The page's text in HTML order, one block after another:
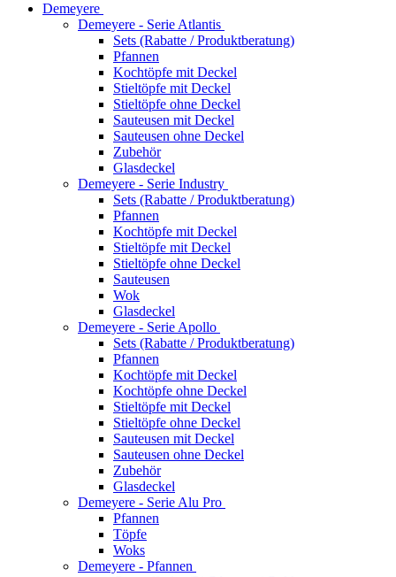
Demeyere
Demeyere - Serie Atlantis
Sets (Rabatte / Produktberatung)
Pfannen
Kochtöpfe mit Deckel
Stieltöpfe mit Deckel
Stieltöpfe ohne Deckel
Sauteusen mit Deckel
Sauteusen ohne Deckel
Zubehör
Glasdeckel
Demeyere - Serie Industry
Sets (Rabatte / Produktberatung)
Pfannen
Kochtöpfe mit Deckel
Stieltöpfe mit Deckel
Stieltöpfe ohne Deckel
Sauteusen
Wok
Glasdeckel
Demeyere - Serie Apollo
Sets (Rabatte / Produktberatung)
Pfannen
Kochtöpfe mit Deckel
Kochtöpfe ohne Deckel
Stieltöpfe mit Deckel
Stieltöpfe ohne Deckel
Sauteusen mit Deckel
Sauteusen ohne Deckel
Zubehör
Glasdeckel
Demeyere - Serie Alu Pro
Pfannen
Töpfe
Woks
Demeyere - Pfannen